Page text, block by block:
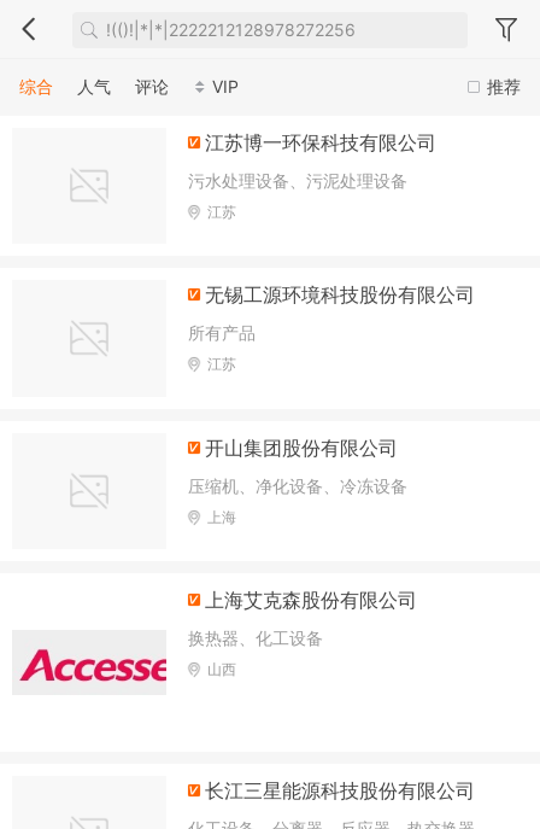
推荐
综合 人气 评论 VIP
江苏博一环保科技有限公司
污水处理设备、污泥处理设备
江苏
无锡工源环境科技股份有限公司
所有产品
江苏
开山集团股份有限公司
压缩机、净化设备、冷冻设备
上海
上海艾克森股份有限公司
换热器、化工设备
山西
长江三星能源科技股份有限公司